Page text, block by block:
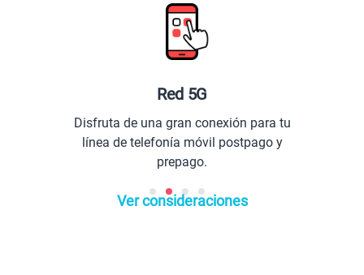
Red 5G
Disfruta de una gran conexión para tu
línea de telefonía móvil postpago y
prepago.
Ver consideraciones